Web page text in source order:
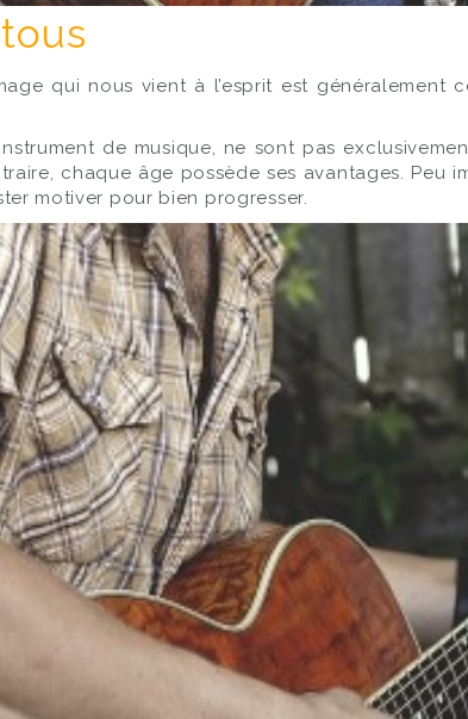
qui nous vient à l’esprit est généralement
de musique, ne sont pas
chaque âge possède ses avantages. Peu
motiver pour bien progresser.